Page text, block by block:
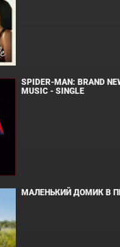
SPIDER-MAN: BRAND
MUSIC - SINGLE
МАЛЕНЬКИЙ ДОМИК В